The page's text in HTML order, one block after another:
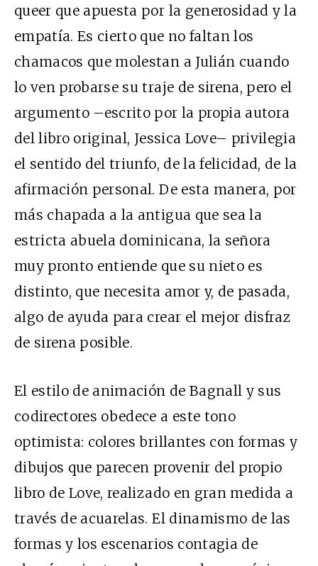
queer que apuesta por la generosidad y la
empatía. Es cierto que no faltan los
chamacos que molestan a Julián cuando
lo ven probarse su traje de sirena, pero el
argumento –escrito por la propia autora
del libro original, Jessica Love– privilegia
el sentido del triunfo, de la felicidad, de la
afirmación personal. De esta manera, por
más chapada a la antigua que sea la
estricta abuela dominicana, la señora
muy pronto entiende que su nieto es
distinto, que necesita amor y, de pasada,
algo de ayuda para crear el mejor disfraz
de sirena posible.
El estilo de animación de Bagnall y sus
codirectores obedece a este tono
optimista: colores brillantes con formas y
dibujos que parecen provenir del propio
libro de Love, realizado en gran medida a
través de acuarelas. El dinamismo de las
formas y los escenarios contagia de